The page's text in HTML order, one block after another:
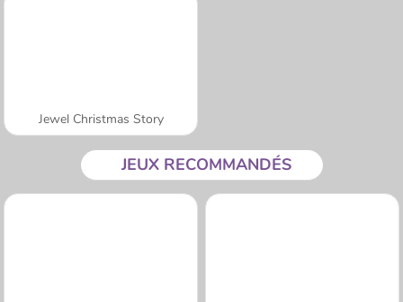
Jewel Christmas Story
JEUX RECOMMANDÉS